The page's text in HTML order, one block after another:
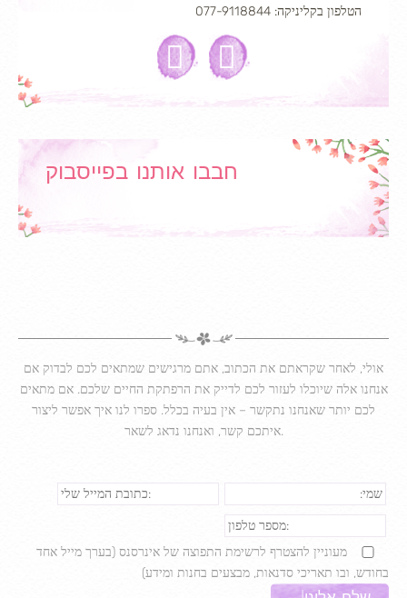
הטלפון בקליניקה: 077-9118844
חבבו אותנו בפייסבוק
אולי, לאחר שקראתם את הכתוב, אתם מרגישים שמתאים לכם לבדוק אם
אנחנו אלה שיוכלו לעזור לכם לדייק את הרפתקת החיים שלכם. אם מתאים
לכם יותר שאנחנו נתקשר – אין בעיה בכלל. ספרו לנו איך אפשר ליצור
איתכם קשר, ואנחנו נדאג לשאר.
מעוניין להצטרף לרשימת התפוצה של אינרסנס (בערך מייל אחד
בחודש, ובו תאריכי סדנאות, מבצעים בחנות ומידע)